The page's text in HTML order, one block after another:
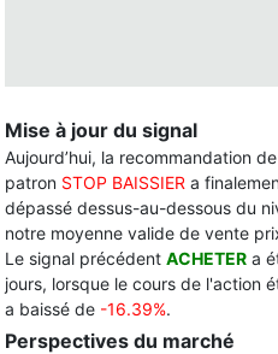
Mise à jour du signal
Aujourd’hui, la recommandation
patron STOP BAISSIER a
dépassé dessus-au-dessous du
notre moyenne valide de vente
Le signal précédent ACHETER a
jours, lorsque le cours de l'action
a baissé de -16.39%.
Perspectives du marché